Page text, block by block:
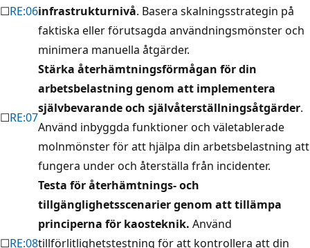
☐RE:06infrastrukturnivå. Basera skalningsstrategin på
faktiska eller förutsagda användningsmönster och
minimera manuella åtgärder.
☐RE:07
Stärka återhämtningsförmågan för din
arbetsbelastning genom att implementera
självbevarande och självåterställningsåtgärder.
Använd inbyggda funktioner och väletablerade
molnmönster för att hjälpa din arbetsbelastning att
fungera under och återställa från incidenter.
☐RE:08
Testa för återhämtnings- och
tillgänglighetsscenarier genom att tillämpa
principerna för kaosteknik. Använd
tillförlitlighetstestning för att kontrollera att din